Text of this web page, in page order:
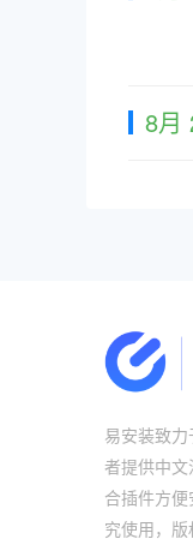
8月
易安装致
者提供中
合插件方
究使用，